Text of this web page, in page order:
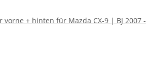
vorne + hinten für Mazda CX-9 | BJ 2007 -